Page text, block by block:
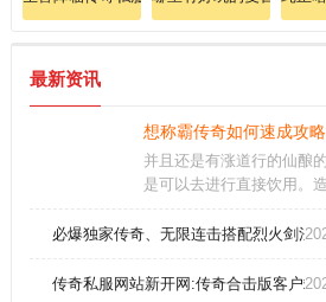
最新资讯
想称霸传奇如何速成攻
并且还是有涨道行的仙酿
是可以去进行直接饮用。
携拉风的装扮，驰骋修真
且不同的流派，令玩家感
必爆独家传奇、无限连击搭配烈火剑法
传奇私服网站新开网:传奇合击版客户端